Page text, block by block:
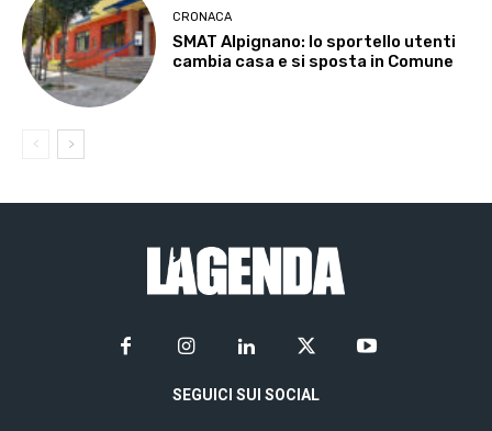
CRONACA
SMAT Alpignano: lo sportello utenti
cambia casa e si sposta in Comune
SEGUICI SUI SOCIAL